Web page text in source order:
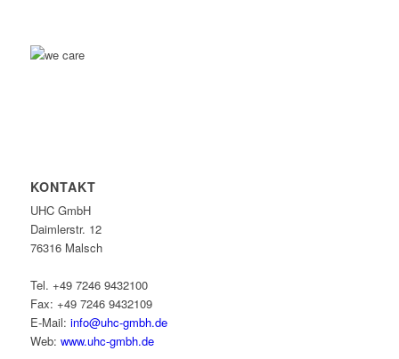
KONTAKT
UHC GmbH
Daimlerstr. 12
76316 Malsch
Tel. +49 7246 9432100
Fax: +49 7246 9432109
E-Mail: info@uhc-gmbh.de
Web: www.uhc-gmbh.de